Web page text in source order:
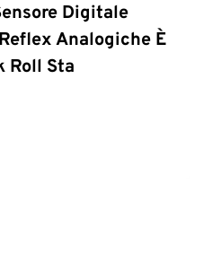
Digitale
Analogiche È
Roll Sta